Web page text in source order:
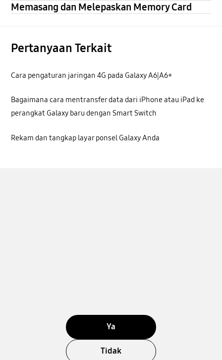
Memasang dan Melepaskan Memory Card
Pertanyaan Terkait
Cara pengaturan jaringan 4G pada Galaxy A6|A6+
Bagaimana cara mentransfer data dari iPhone atau iPad ke
perangkat Galaxy baru dengan Smart Switch
Rekam dan tangkap layar ponsel Galaxy Anda
Ya
Tidak